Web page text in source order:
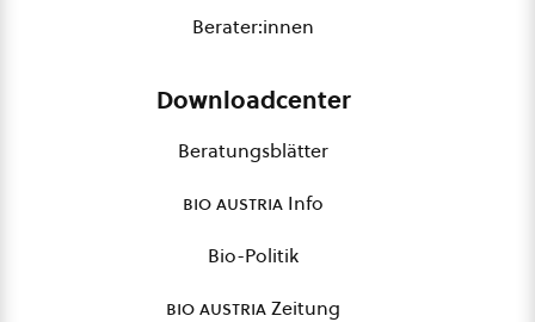
Berater:innen
Downloadcenter
Beratungsblätter
bio austria Info
Bio-Politik
bio austriaZeitung